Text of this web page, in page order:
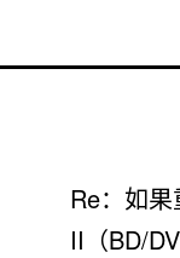
Re：如
II（BD/